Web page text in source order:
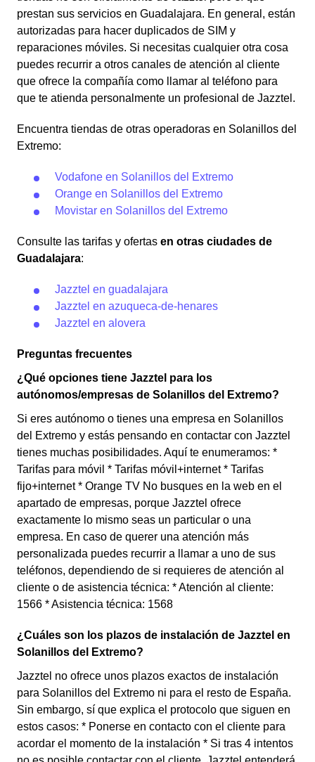
prestan sus servicios en Guadalajara. En general, están
autorizadas para hacer duplicados de SIM y
reparaciones móviles. Si necesitas cualquier otra cosa
puedes recurrir a otros canales de atención al cliente
que ofrece la compañía como llamar al teléfono para
que te atienda personalmente un profesional de Jazztel.
Encuentra tiendas de otras operadoras en Solanillos del
Extremo:
Vodafone en Solanillos del Extremo
Orange en Solanillos del Extremo
Movistar en Solanillos del Extremo
Consulte las tarifas y ofertas en otras ciudades de
Guadalajara:
Jazztel en guadalajara
Jazztel en azuqueca-de-henares
Jazztel en alovera
Preguntas frecuentes
¿Qué opciones tiene Jazztel para los
autónomos/empresas de Solanillos del Extremo?
Si eres autónomo o tienes una empresa en Solanillos
del Extremo y estás pensando en contactar con Jazztel
tienes muchas posibilidades. Aquí te enumeramos: *
Tarifas para móvil * Tarifas móvil+internet * Tarifas
fijo+internet * Orange TV No busques en la web en el
apartado de empresas, porque Jazztel ofrece
exactamente lo mismo seas un particular o una
empresa. En caso de querer una atención más
personalizada puedes recurrir a llamar a uno de sus
teléfonos, dependiendo de si requieres de atención al
cliente o de asistencia técnica: * Atención al cliente:
1566 * Asistencia técnica: 1568
¿Cuáles son los plazos de instalación de Jazztel en
Solanillos del Extremo?
Jazztel no ofrece unos plazos exactos de instalación
para Solanillos del Extremo ni para el resto de España.
Sin embargo, sí que explica el protocolo que siguen en
estos casos: * Ponerse en contacto con el cliente para
acordar el momento de la instalación * Si tras 4 intentos